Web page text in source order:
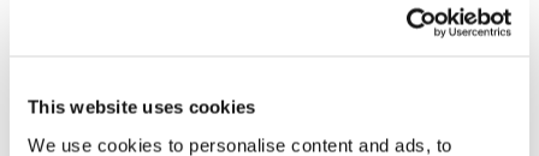
This website uses cookies
We use cookies to personalise content and ads, to